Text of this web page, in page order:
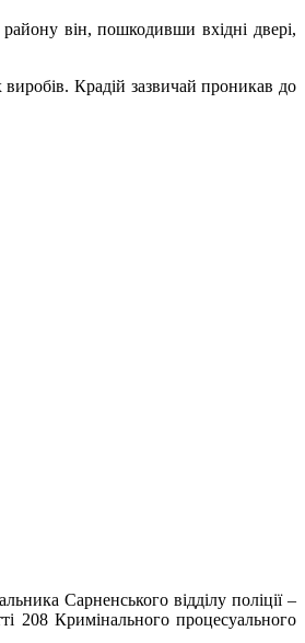
він, пошкодивши вхідні двері,
Крадій зазвичай проникав до
Сарненського відділу поліції –
208 Кримінального процесуального